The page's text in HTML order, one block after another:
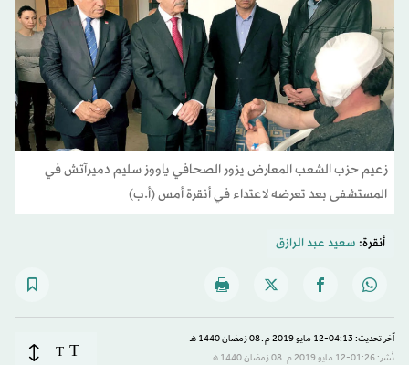
زعيم حزب الشعب المعارض يزور الصحافي ياووز سليم دميرآتش في
المستشفى بعد تعرضه لاعتداء في أنقرة أمس (أ.ب)
أنقرة: سعيد عبد الرازق
آخر تحديث: 04:13-12 مايو 2019 م ـ 08 رَمضان 1440 هـ
نُشر: 01:26-12 مايو 2019 م ـ 08 رَمضان 1440 هـ
T
T